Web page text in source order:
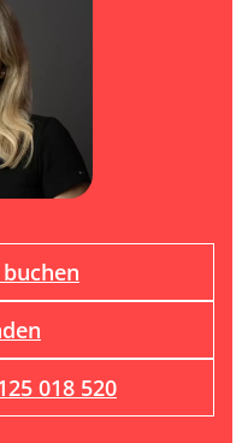
018 520